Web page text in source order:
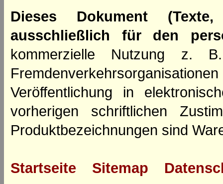
Dieses Dokument
ausschließlich für den
kommerzielle Nutzung z.
Veröffentlichung in
vorherigen schriftlichen
Produktbezeichnungen sind
Startseite Sitemap